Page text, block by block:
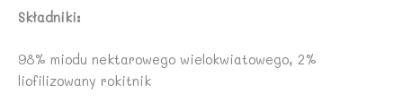
Składniki:
98% miodu nektarowego wielokwiatowego, 2%
liofilizowany rokitnik